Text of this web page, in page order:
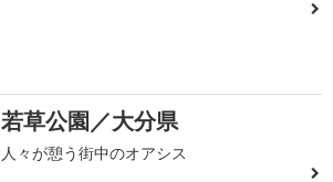
若草公園／大分県
人々が憩う街中のオアシス